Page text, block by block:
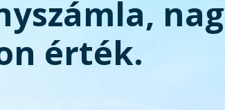
érték.